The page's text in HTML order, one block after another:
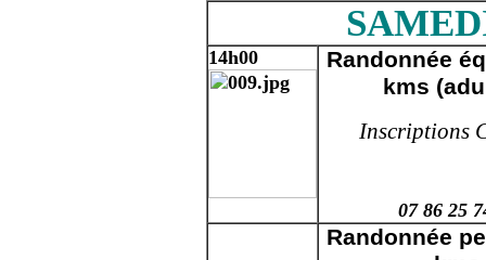
14h00
Randonnée
kms
Inscriptions
07 86 25
Randonnée